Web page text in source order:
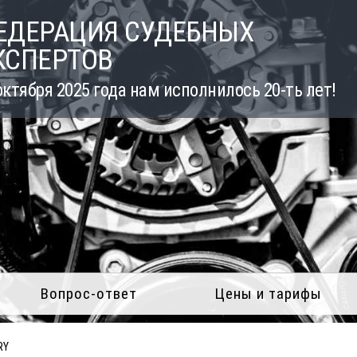
СУДЕБНЫХ
2025 года нам исполнилось 20-ть лет!
Вопрос-ответ Цены и тарифы